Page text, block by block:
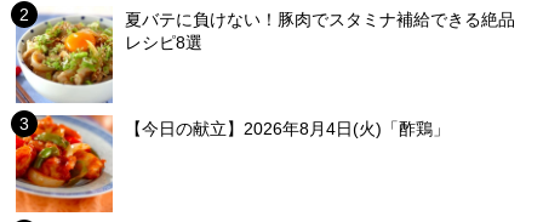
夏バテに負けない！豚肉でスタミナ補給できる絶品
レシピ8選
【今日の献立】2026年8月4日(火)「酢鶏」